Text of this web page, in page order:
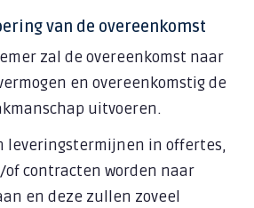
van de overeenkomst
zal de overeenkomst naar
en overeenkomstig de
uitvoeren.
leveringstermijnen in offertes,
contracten worden naar
en deze zullen zoveel